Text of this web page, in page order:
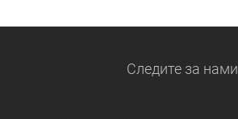
Следите за нами